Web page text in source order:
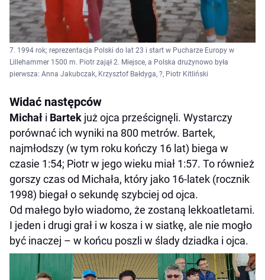
7. 1994 rok; reprezentacja Polski do lat 23 i start w Pucharze Europy w
Lillehammer 1500 m. Piotr zajął 2. Miejsce, a Polska drużynowo była
pierwsza: Anna Jakubczak, Krzysztof Bałdyga, ?, Piotr Kitliński
Widać następców
Michał i Bartek już ojca prześcignęli. Wystarczy
porównać ich wyniki na 800 metrów. Bartek,
najmłodszy (w tym roku kończy 16 lat) biega w
czasie 1:54; Piotr w jego wieku miał 1:57. To również
gorszy czas od Michała, który jako 16-latek (rocznik
1998) biegał o sekundę szybciej od ojca.
Od małego było wiadomo, że zostaną lekkoatletami.
I jeden i drugi grał i w kosza i w siatkę, ale nie mogło
być inaczej – w końcu poszli w ślady dziadka i ojca.